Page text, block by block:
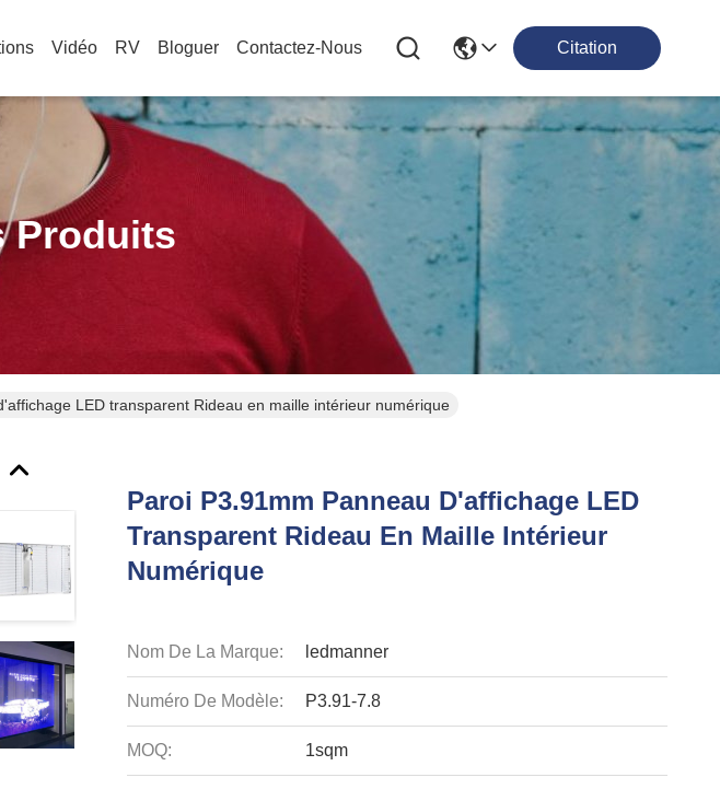
Vidéo RV Bloguer Contactez-Nous Citation
Produits
LED transparent Rideau en maille intérieur numérique
Paroi P3.91mm Panneau D'affichage LED
Transparent Rideau En Maille Intérieur
Numérique
Nom De La Marque: ledmanner
Numéro De Modèle: P3.91-7.8
MOQ: 1sqm